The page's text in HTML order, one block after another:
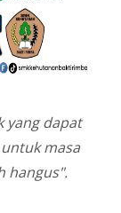
yang dapat
masa
hangus".